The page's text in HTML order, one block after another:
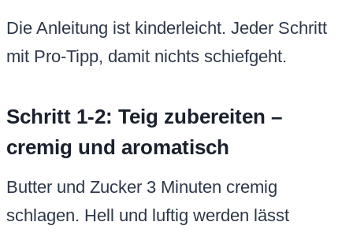
Die Anleitung ist kinderleicht. Jeder Schritt
mit Pro-Tipp, damit nichts schiefgeht.
Schritt 1-2: Teig zubereiten –
cremig und aromatisch
Butter und Zucker 3 Minuten cremig
schlagen. Hell und luftig werden lässt